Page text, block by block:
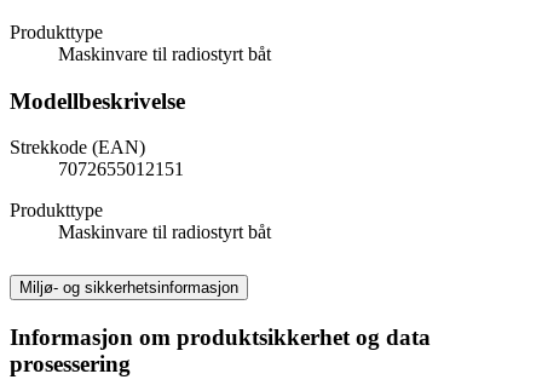
Produkttype
Maskinvare til radiostyrt båt
Modellbeskrivelse
Strekkode (EAN)
7072655012151
Produkttype
Maskinvare til radiostyrt båt
Miljø- og sikkerhetsinformasjon
Informasjon om produktsikkerhet og data
prosessering